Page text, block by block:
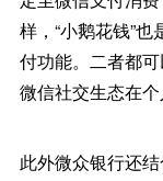
样，“小鹅花钱”
付功能。二者都
微信社交生态在个
此外微众银行还